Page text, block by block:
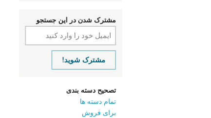
مشترک شدن در این جستجو
مشترک شوید!
تصحیح دسته بندی
تمام دسته ها
برای فروش